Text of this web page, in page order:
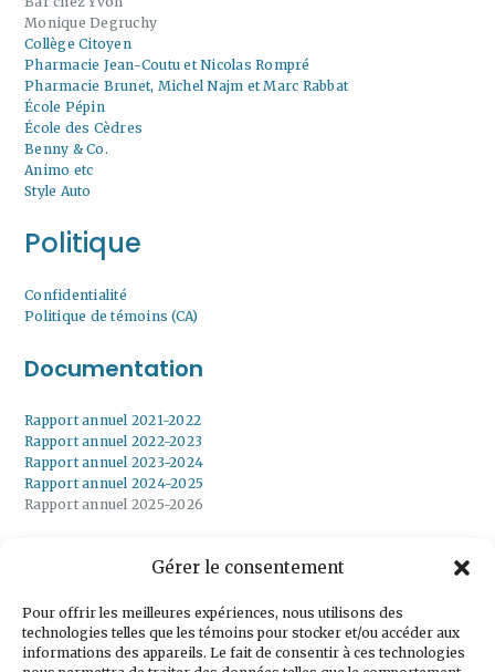
Gérer le consentement
Pour offrir les meilleures expériences, nous utilisons des
technologies telles que les témoins pour stocker et/ou accéder aux
informations des appareils. Le fait de consentir à ces technologies
Monique Degruchy
Collège Citoyen
Pharmacie Jean-Coutu et Nicolas Rompré
Pharmacie Brunet, Michel Najm et Marc Rabbat
École Pépin
École des Cèdres
Benny & Co.
Animo etc
Style Auto
Politique
Confidentialité
Politique de témoins (CA)
Documentation
Rapport annuel 2021-2022
Rapport annuel 2022-2023
Rapport annuel 2023-2024
Rapport annuel 2024-2025
Rapport annuel 2025-2026
notre infolettre